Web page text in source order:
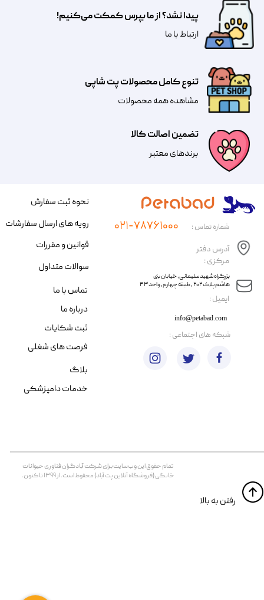
تضمین اصالت کالا
​​برندهای معتبر​​​​​​​
تنوع کامل محصولات پت شاپی
مشاهده همه محصولات
پیدا نشد؟ از ما بپرس کمکت می‌کنیم!
​​​ارتباط با ما
​ایمیل :
آدرس دفتر
مرکزی :
info@petabad.com
​​بزرگراه شهید سلیمانی، خیابان بنی
هاشم پلاک ۲۰۲ ، طبقه چهارم، واحد ۴۳
شماره تماس : ۰۲۱-۷۸۷۶۱۰۰۰
تمام حقوق اين وب‌سايت برای شرکت آبادگران فناوری حیوانات
خانگی (فروشگاه آنلاین پت آباد) محفوظ است. از ۱۳۹۹ تا کنون.
​​رفتن به بالا
نحوه ثبت سفارش
رویه های ارسال سفارشات
قوانین و مقررات
سوالات متداول
تماس با ما
درباره ما
ثبت شکایات
فرصت های شغلی
​شبکه های اجتماعی :
بلاگ
خدمات دامپزشکی